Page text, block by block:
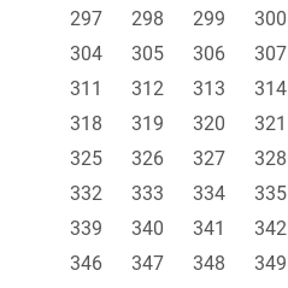
297
298 299 300
304
305 306 307
311
312 313 314
318
319 320 321
325
326 327 328
332
333 334 335
339
340 341 342
346
347 348 349